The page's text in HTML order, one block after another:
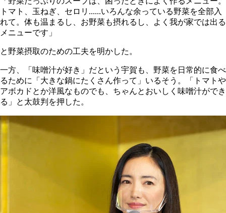
トマト、玉ねぎ、セロリ......いろんな余っている野菜を全部入
れて。体も温まるし、お野菜も摂れるし、よく我が家では出る
メニューです」
と野菜摂取のための工夫を明かした。
一方、「味噌汁が好き」だという宇賀も、野菜を日常的に食べ
るために「大きな鍋にたくさん作って」いるそう。「トマトや
アボカドとか洋風なものでも、ちゃんとおいしく味噌汁ができ
る」と太鼓判を押した。